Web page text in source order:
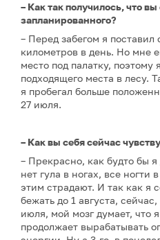
– Как так получилось, что
запланированного?
– Перед забегом я поставил
километров в день. Но мне
место под палатку,
подходящего места в лесу.
я пробегал больше
27 июля.
– Как вы себя сейчас
– Прекрасно, как будто бы
нет гула в ногах, все ногти
этим страдают. И так как я
бежать до 1 августа,
июля, мой мозг думает, что
продолжает вырабатывать